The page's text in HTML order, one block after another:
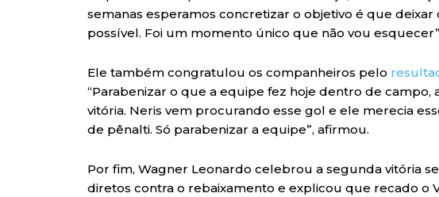
semanas esperamos concretizar o objetivo é que deixar
possível. Foi um momento único que não vou
Ele também congratulou os companheiros pelo
“Parabenizar o que a equipe fez hoje dentro de campo,
vitória. Neris vem procurando esse gol e ele merecia
de pênalti. Só parabenizar a equipe”, afirmou.
Por fim, Wagner Leonardo celebrou a segunda vitória
diretos contra o rebaixamento e explicou que recado o